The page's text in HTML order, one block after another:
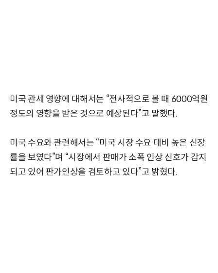
미국 관세 영향에 대해서는 “전사적으로 볼 때 6000억원
정도의 영향을 받은 것으로 예상된다”고 말했다.
미국 수요와 관련해서는 “미국 시장 수요 대비 높은 신장
률을 보였다”며 “시장에서 판매가 소폭 인상 신호가 감지
되고 있어 판가인상을 검토하고 있다”고 밝혔다.